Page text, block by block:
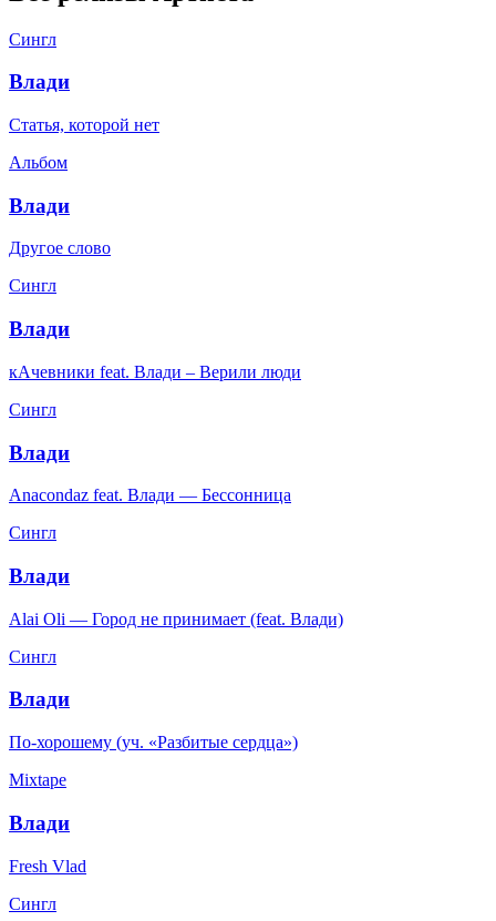
Сингл
Влади
Статья, которой нет
Альбом
Влади
Другое слово
Сингл
Влади
кАчевники feat. Влади – Верили люди
Сингл
Влади
Anacondaz feat. Влади — Бессонница
Сингл
Влади
Alai Oli — Город не принимает (feat. Влади)
Сингл
Влади
По‑хорошему (уч. «Разбитые сердца»)
Mixtape
Влади
Fresh Vlad
Сингл